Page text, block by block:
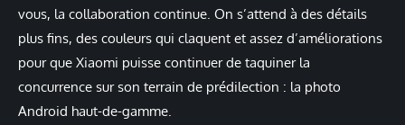
vous, la collaboration continue. On s’attend à des détails
plus fins, des couleurs qui claquent et assez d’améliorations
pour que Xiaomi puisse continuer de taquiner la
concurrence sur son terrain de prédilection : la photo
Android haut-de-gamme.